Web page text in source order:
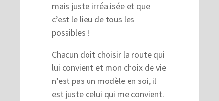
mais juste irréalisée et que
c’est le lieu de tous les
possibles !
Chacun doit choisir la route qui
lui convient et mon choix de vie
n’est pas un modèle en soi, il
est juste celui qui me convient.